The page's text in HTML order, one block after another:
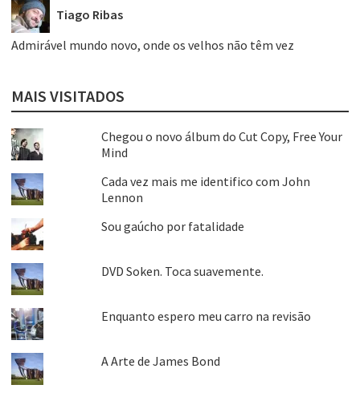
Tiago Ribas
Admirável mundo novo, onde os velhos não têm vez
MAIS VISITADOS
Chegou o novo álbum do Cut Copy, Free Your
Mind
Cada vez mais me identifico com John
Lennon
Sou gaúcho por fatalidade
DVD Soken. Toca suavemente.
Enquanto espero meu carro na revisão
A Arte de James Bond